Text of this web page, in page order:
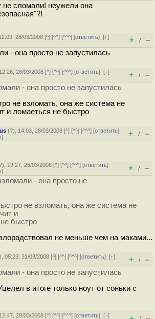
не сломали! неужели она
28/03/2008 [^] [^^] [^^^] [ответить][↓]
+ / –
- она просто не запустилась
28/03/2008 [^] [^^] [^^^] [ответить][↓]
+ / –
- она просто не запустилась
не взломать, она же система не
и ломаеться не быстро
(?), 14:03, 28/03/2008 [^] [^^] [^^^] [ответить]
] + / –
), 19:27, 28/03/2008 [^] [^^] [^^^] [ответить]
] + / –
- она просто не
не взломать, она же система не
и
быстро
не меньше чем на маками...
), 05:23, 31/03/2008 [^] [^^] [^^^] [ответить][↑]
+ / –
- она просто не запустилась
в итоге только ноут от соньки с
28/03/2008 [^] [^^] [^^^] [ответить][↑]